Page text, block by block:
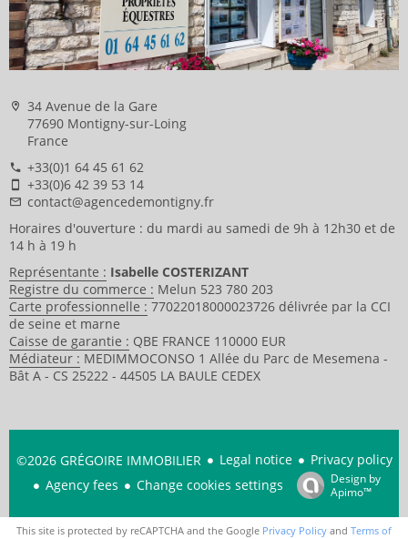
34 Avenue de la Gare
77690 Montigny-sur-Loing
France
+33(0)1 64 45 61 62
+33(0)6 42 39 53 14
contact@agencedemontigny.fr
Horaires d'ouverture : du mardi au samedi de 9h à 12h30 et de
14 h à 19 h
Représentante : Isabelle COSTERIZANT
Registre du commerce : Melun 523 780 203
Carte professionnelle : 77022018000023726 délivrée par la CCI
de seine et marne
Caisse de garantie : QBE FRANCE 110000 EUR
Médiateur : MEDIMMOCONSO 1 Allée du Parc de Mesemena -
Bât A - CS 25222 - 44505 LA BAULE CEDEX
©2026 GRÉGOIRE IMMOBILIER Legal notice
Privacy policy
Agency fees
Change cookies settings
Design by
Apimo™
This site is protected by reCAPTCHA and the Google Privacy Policy and Terms of